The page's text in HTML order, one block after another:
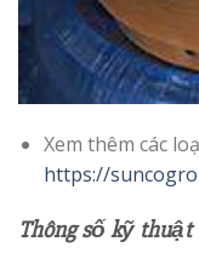
Xem thêm các
https://
Thông số kỹ thuật